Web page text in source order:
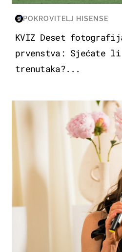
POKROVITELJ HISENSE
KVIZ Deset
prvenstva: Sjećate
trenutaka?...
MODA & LJEPOTA